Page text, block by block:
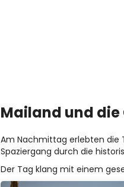
Mailand und die
Am Nachmittag erlebten die
Spaziergang durch die
Der Tag klang mit einem